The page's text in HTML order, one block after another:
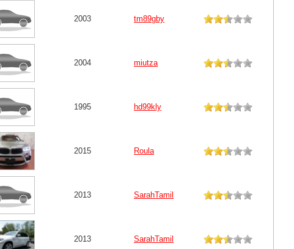
2003 tm89gby
2004 miutza
1995 hd99kly
2015 Roula
2013 SarahTamil
2013 SarahTamil